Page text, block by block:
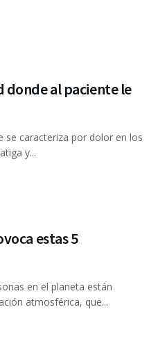
al paciente le
se caracteriza por dolor en los
y...
estas 5
en el planeta están
atmosférica, que...